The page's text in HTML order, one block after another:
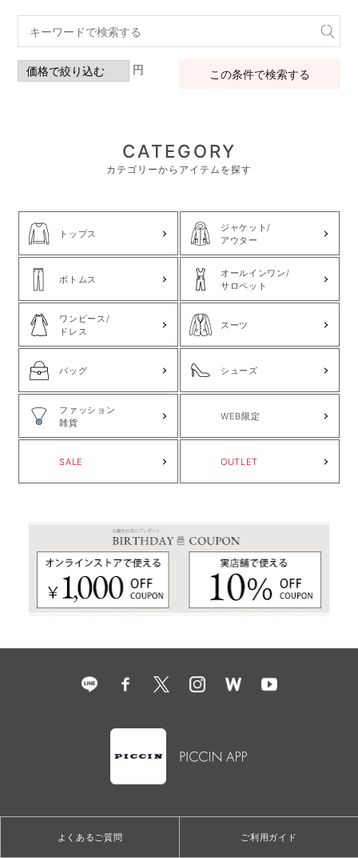
円 この条件で検索する
CATEGORY
カテゴリーからアイテムを探す
トップス
ジャケット/
アウター
ボトムス
オールインワン/
サロペット
ワンピース/
ドレス
スーツ
バッグ シューズ
ファッション
雑貨
WEB限定
SALE OUTLET
よくあるご質問 ご利用ガイド